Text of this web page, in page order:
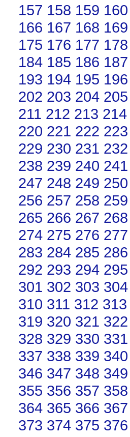
157 158 159 160
166 167 168 169
175 176 177 178
184 185 186 187
193 194 195 196
202 203 204 205
211 212 213 214
220 221 222 223
229 230 231 232
238 239 240 241
247 248 249 250
256 257 258 259
265 266 267 268
274 275 276 277
283 284 285 286
292 293 294 295
301 302 303 304
310 311 312 313
319 320 321 322
328 329 330 331
337 338 339 340
346 347 348 349
355 356 357 358
364 365 366 367
373 374 375 376